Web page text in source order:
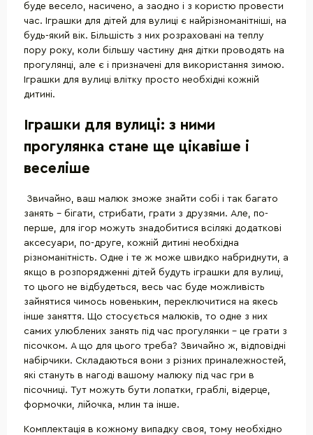
буде весело, насичено, а заодно і з користю провести
час. Іграшки для дітей для вулиці є найрізноманітніші, на
будь-який вік. Більшість з них розраховані на теплу
пору року, коли більшу частину дня дітки проводять на
прогулянці, але є і призначені для використання зимою.
Іграшки для вулиці влітку просто необхідні кожній
дитині.
Іграшки для вулиці: з ними
прогулянка стане ще цікавіше і
веселіше
Звичайно, ваш малюк зможе знайти собі і так багато
занять - бігати, стрибати, грати з друзями. Але, по-
перше, для ігор можуть знадобитися всілякі додаткові
аксесуари, по-друге, кожній дитині необхідна
різноманітність. Одне і те ж може швидко набриднути, а
якщо в розпорядженні дітей будуть іграшки для вулиці,
то цього не відбудеться, весь час буде можливість
зайнятися чимось новеньким, переключитися на якесь
інше заняття. Що стосується малюків, то одне з них
самих улюблених занять під час прогулянки - це грати з
пісочком. А що для цього треба? Звичайно ж, відповідні
набірчики. Складаються вони з різних приналежностей,
які стануть в нагоді вашому малюку під час гри в
пісочниці. Тут можуть бути лопатки, граблі, відерце,
формочки, лійочка, млин та інше.
Комплектація в кожному випадку своя, тому необхідно